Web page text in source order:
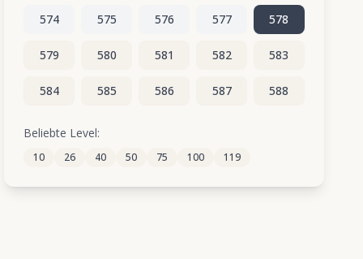
574 575 576 577 578
579 580 581 582 583
584 585 586 587 588
589
Beliebte Level:
10 26 40 50 75 100 119